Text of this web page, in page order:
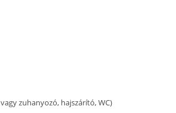
zuhanyozó, hajszárító, WC)